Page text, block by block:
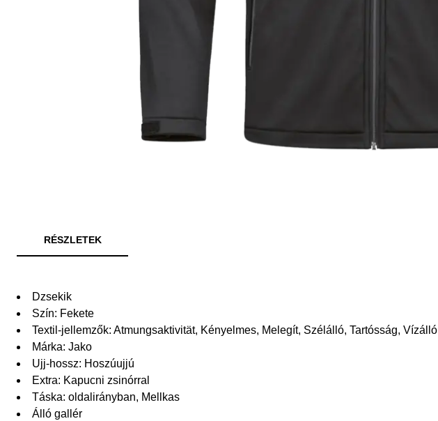
RÉSZLETEK
Dzsekik
Szín: Fekete
Textil-jellemzők: Atmungsaktivität, Kényelmes, Melegít, Szélálló, Tartósság, Vízálló
Márka: Jako
Ujj-hossz: Hoszúujjú
Extra: Kapucni zsinórral
Táska: oldalirányban, Mellkas
Álló gallér